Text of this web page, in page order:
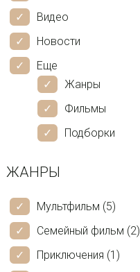
Видео
Новости
Еще
Жанры
Фильмы
Подборки
ЖАНРЫ
Мультфильм (5)
Семейный фильм (2)
Приключения (1)